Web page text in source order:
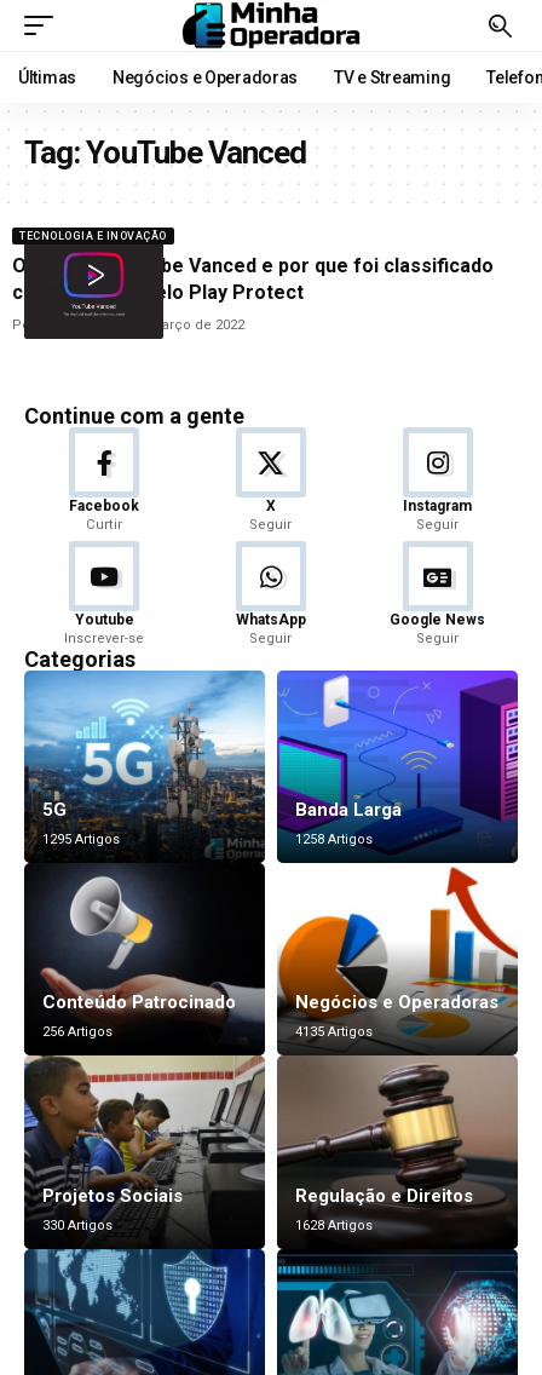
Últimas Negócios e Operadoras TV e Streaming
Tag:YouTube Vanced
TECNOLOGIA E INOVAÇÃO
O que é o YouTube Vanced e por que foi classificado
como ‘nocivo’ pelo Play Protect
Por 31 de março de 2022
Continue com a gente
Facebook
Curtir
X
Seguir
Instagram
Seguir
Youtube
Inscrever-se
WhatsApp
Seguir
Google News
Seguir
Categorias
5G
1295 Artigos
Banda Larga
1258 Artigos
Conteúdo Patrocinado
256 Artigos
Negócios e Operadoras
4135 Artigos
Projetos Sociais
330 Artigos
Regulação e Direitos
1628 Artigos